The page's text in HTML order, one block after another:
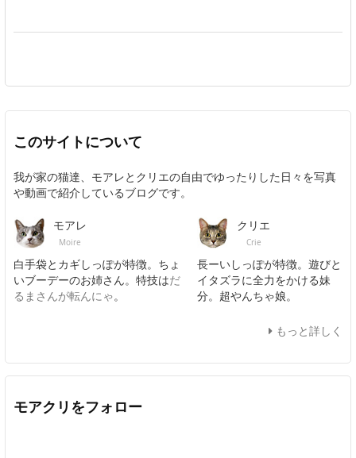
このサイトについて
我が家の猫達、モアレとクリエの自由でゆったりした日々を写真
や動画で紹介しているブログです。
モアレ
Moire
白手袋とカギしっぽが特徴。ちょ
いブーデーのお姉さん。特技はだ
るまさんが転んにゃ。
クリエ
Crie
長ーいしっぽが特徴。遊びと
イタズラに全力をかける妹
分。超やんちゃ娘。
もっと詳しく
モアクリをフォロー